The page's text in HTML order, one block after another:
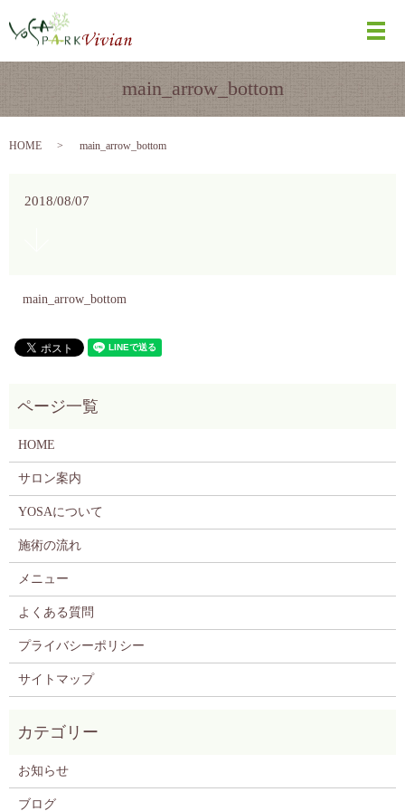
メ
main_arrow_bottom
HOME main_arrow_bottom
2018/08/07
main_arrow_bottom
HOME
サロン案内
YOSAについて
施術の流れ
メニュー
よくある質問
プライバシーポリシー
サイトマップ
お知らせ
ブログ